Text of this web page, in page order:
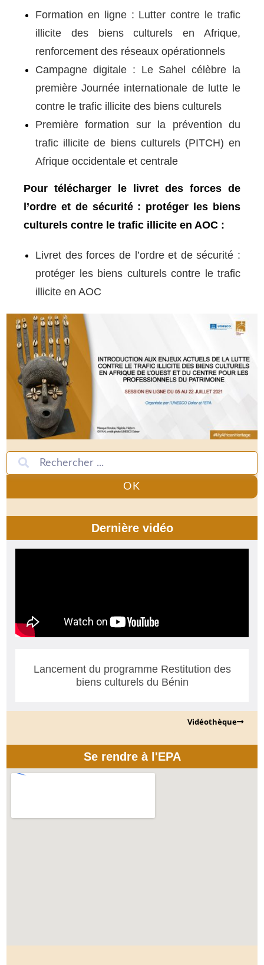
Formation en ligne : Lutter contre le trafic
illicite des biens culturels en Afrique,
renforcement des réseaux opérationnels
Campagne digitale : Le Sahel célèbre la
première Journée internationale de lutte le
contre le trafic illicite des biens culturels
Première formation sur la prévention du
trafic illicite de biens culturels (PITCH) en
Afrique occidentale et centrale
Pour télécharger le livret des forces de
l’ordre et de sécurité : protéger les biens
culturels contre le trafic illicite en AOC :
Livret des forces de l’ordre et de sécurité :
protéger les biens culturels contre le trafic
illicite en AOC
OK
Dernière vidéo
Lancement du programme Restitution des
biens culturels du Bénin
Vidéothèque
Se rendre à l'EPA